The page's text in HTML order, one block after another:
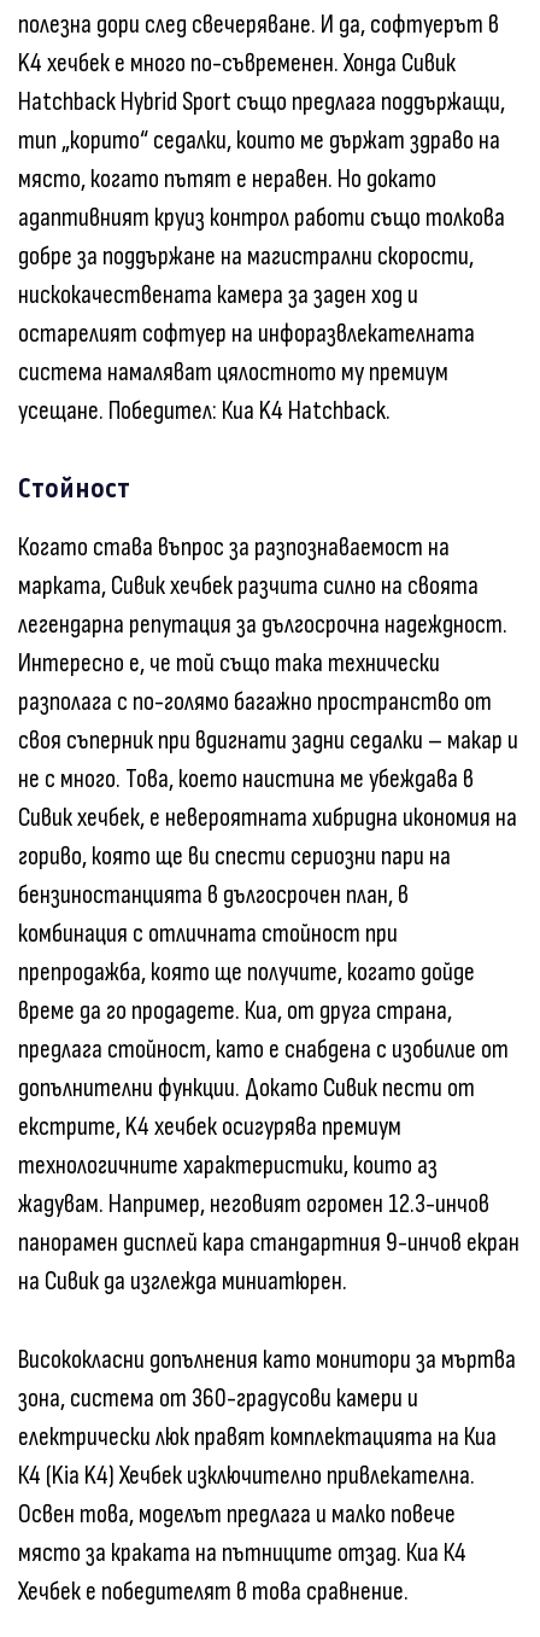
полезна дори след свечеряване. И да, софтуерът в
K4 хечбек е много по-съвременен. Хонда Сивик
Hatchback Hybrid Sport също предлага поддържащи,
тип „корито“ седалки, които ме държат здраво на
място, когато пътят е неравен. Но докато
адаптивният круиз контрол работи също толкова
добре за поддържане на магистрални скорости,
нискокачествената камера за заден ход и
остарелият софтуер на инфоразвлекателната
система намаляват цялостното му премиум
усещане. Победител: Киа K4 Hatchback.
Стойност
Когато става въпрос за разпознаваемост на
марката, Сивик хечбек разчита силно на своята
легендарна репутация за дългосрочна надеждност.
Интересно е, че той също така технически
разполага с по-голямо багажно пространство от
своя съперник при вдигнати задни седалки – макар и
не с много. Това, което наистина ме убеждава в
Сивик хечбек, е невероятната хибридна икономия на
гориво, която ще ви спести сериозни пари на
бензиностанцията в дългосрочен план, в
комбинация с отличната стойност при
препродажба, която ще получите, когато дойде
време да го продадете. Киа, от друга страна,
предлага стойност, като е снабдена с изобилие от
допълнителни функции. Докато Сивик пести от
екстрите, K4 хечбек осигурява премиум
технологичните характеристики, които аз
жадувам. Например, неговият огромен 12.3-инчов
панорамен дисплей кара стандартния 9-инчов екран
на Сивик да изглежда миниатюрен.
Висококласни допълнения като монитори за мъртва
зона, система от 360-градусови камери и
електрически люк правят комплектацията на Киа
К4 (Kia K4) Хечбек изключително привлекателна.
Освен това, моделът предлага и малко повече
място за краката на пътниците отзад. Киа К4
Хечбек е победителят в това сравнение.